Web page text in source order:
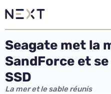
Seagate met la
SandForce et
SSD
La mer et le sable réunis